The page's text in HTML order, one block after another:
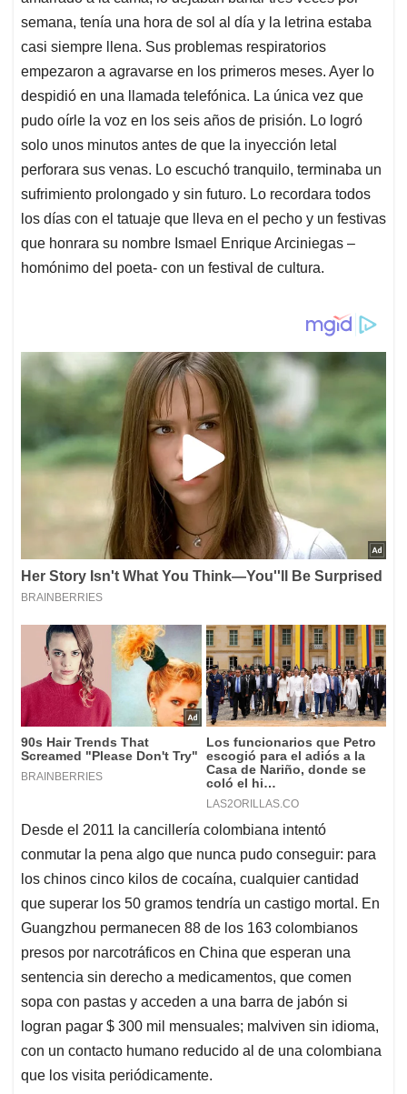
semana, tenía una hora de sol al día y la letrina estaba
casi siempre llena. Sus problemas respiratorios
empezaron a agravarse en los primeros meses. Ayer lo
despidió en una llamada telefónica. La única vez que
pudo oírle la voz en los seis años de prisión. Lo logró
solo unos minutos antes de que la inyección letal
perforara sus venas. Lo escuchó tranquilo, terminaba un
sufrimiento prolongado y sin futuro. Lo recordara todos
los días con el tatuaje que lleva en el pecho y un festivas
que honrara su nombre Ismael Enrique Arciniegas –
homónimo del poeta- con un festival de cultura.
Desde el 2011 la cancillería colombiana intentó
conmutar la pena algo que nunca pudo conseguir: para
los chinos cinco kilos de cocaína, cualquier cantidad
que superar los 50 gramos tendría un castigo mortal. En
Guangzhou permanecen 88 de los 163 colombianos
presos por narcotráficos en China que esperan una
sentencia sin derecho a medicamentos, que comen
sopa con pastas y acceden a una barra de jabón si
logran pagar $ 300 mil mensuales; malviven sin idioma,
con un contacto humano reducido al de una colombiana
que los visita periódicamente.